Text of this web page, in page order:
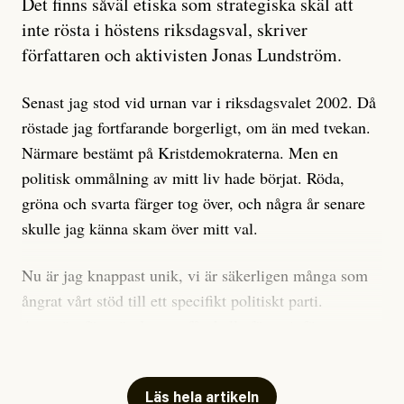
är sant, vad som är rykten”, utan den bidrar bara till
ännu mer ryktesspridning. Det finns inte ett enda bevis
misstänkta personen är en infiltratör. Det som läsaren
får veta är att personen har ändrat sina politiska åsikter
under åren, att den har raderat tidigare innehåll på sina
sociala medier, att artikelns författare inte förstår sig
på personens ekonomi och att det tydligen finns
anonyma röster inom rörelsen som säger saker som
anses vara anledningar att titta närmare på personen,
men ingenting av detta är tillräckligt för att hänga ut
inom palestinarörelsen.
inte rösta i höstens riksdagsval, skriver
författaren och aktivisten Jonas Lundström.
Senast jag stod vid urnan var i riksdagsvalet 2002. Då
röstade jag fortfarande borgerligt, om än med tvekan.
Närmare bestämt på Kristdemokraterna. Men en
politisk ommålning av mitt liv hade börjat. Röda,
gröna och svarta färger tog över, och några år senare
skulle jag känna skam över mitt val.
Nu är jag knappast unik, vi är säkerligen många som
ångrat vårt stöd till ett specifikt politiskt parti.
Mitt huvudargument för riksdagsvalsbojkott är etiskt.
Läs hela artikeln